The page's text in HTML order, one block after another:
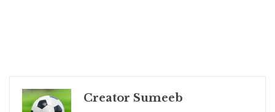
Creator Sumeeb